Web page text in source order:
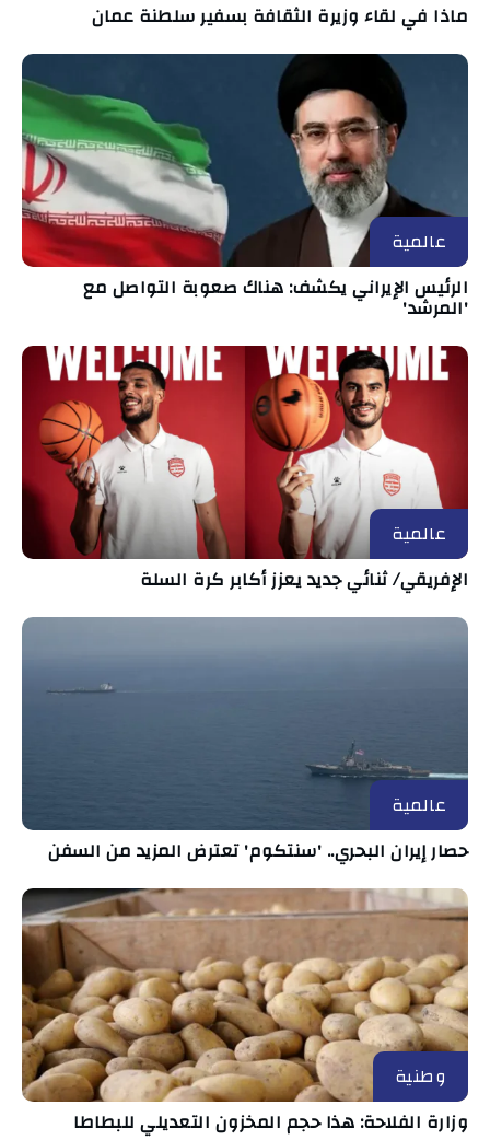
ماذا في لقاء وزيرة الثقافة بسفير سلطنة عمان
عالمية
الرئيس الإيراني يكشف: هناك صعوبة التواصل مع
'المرشد'
عالمية
الإفريقي/ ثنائي جديد يعزز أكابر كرة السلة
عالمية
حصار إيران البحري.. 'سنتكوم' تعترض المزيد من السفن
وطنية
وزارة الفلاحة: هذا حجم المخزون التعديلي للبطاطا